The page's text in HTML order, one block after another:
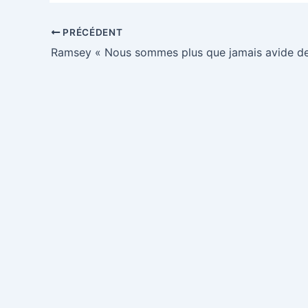
PRÉCÉDENT
Ramsey « Nous sommes plus que jamais avide